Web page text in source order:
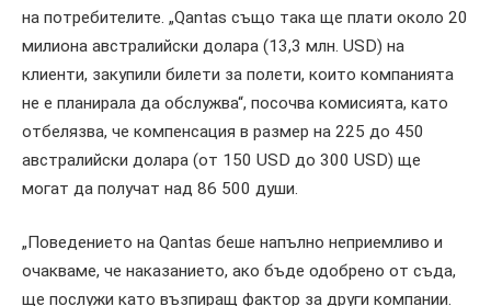
на потребителите. „Qantas също така ще плати около 20
милиона австралийски долара (13,3 млн. USD) на
клиенти, закупили билети за полети, които компанията
не е планирала да обслужва“, посочва комисията, като
отбелязва, че компенсация в размер на 225 до 450
австралийски долара (от 150 USD до 300 USD) ще
могат да получат над 86 500 души.
„Поведението на Qantas беше напълно неприемливо и
очакваме, че наказанието, ако бъде одобрено от съда,
ще послужи като възпиращ фактор за други компании.